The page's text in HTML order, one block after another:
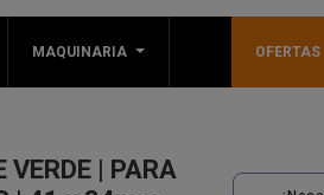
MAQUINARIA OFERTAS
| PARA